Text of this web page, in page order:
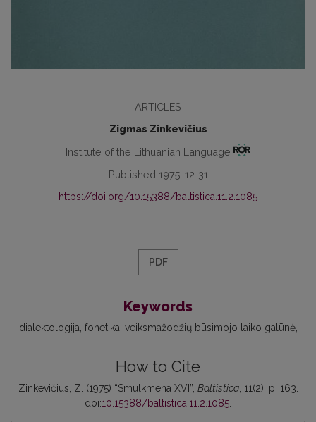
ARTICLES
Zigmas Zinkevičius
Institute of the Lithuanian Language
Published 1975-12-31
https://doi.org/10.15388/baltistica.11.2.1085
PDF
Keywords
dialektologija fonetika veiksmažodžių būsimojo laiko galūnė
How to Cite
Zinkevičius, Z. (1975) “Smulkmena XVI”, Baltistica, 11(2), p. 163.
doi:10.15388/baltistica.11.2.1085